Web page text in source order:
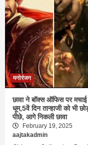
मनोरंजन
छावा ने बॉक्स ऑफिस पर मचाई
धूम,5वें दिन तान्हाजी को भी
पीछे, आगे निकली छावा
February 19, 2025
aajtakadmin